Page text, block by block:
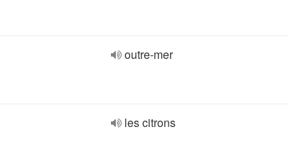
outre-mer
les citrons